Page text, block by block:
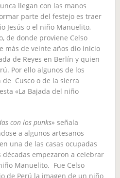
llegan con las manos
parte del festejo es traer
Jesús o el niño Manuelito,
de donde proviene Celso
más de veinte años dio inicio
de Reyes en Berlín y quien
Por ello algunos de los
de Cusco o de la sierra
«La Bajada del niño
con los punks» señala
a algunos artesanos
una de las casas ocupadas
décadas empezaron a celebrar
Manuelito. Fue Celso
de Perú la imagen de un niño